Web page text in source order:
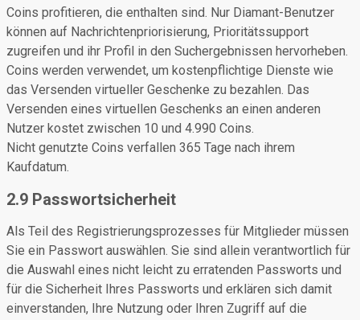
Coins profitieren, die enthalten sind. Nur Diamant-Benutzer
können auf Nachrichtenpriorisierung, Prioritätssupport
zugreifen und ihr Profil in den Suchergebnissen hervorheben.
Coins werden verwendet, um kostenpflichtige Dienste wie
das Versenden virtueller Geschenke zu bezahlen. Das
Versenden eines virtuellen Geschenks an einen anderen
Nutzer kostet zwischen 10 und 4.990 Coins.
Nicht genutzte Coins verfallen 365 Tage nach ihrem
Kaufdatum.
2.9 Passwortsicherheit
Als Teil des Registrierungsprozesses für Mitglieder müssen
Sie ein Passwort auswählen. Sie sind allein verantwortlich für
die Auswahl eines nicht leicht zu erratenden Passworts und
für die Sicherheit Ihres Passworts und erklären sich damit
einverstanden, Ihre Nutzung oder Ihren Zugriff auf die